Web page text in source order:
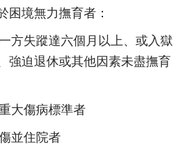
困境無力撫育者：
方失蹤達六個月以上、或入獄
強迫退休或其他因素未盡撫育
大傷病標準者
並住院者